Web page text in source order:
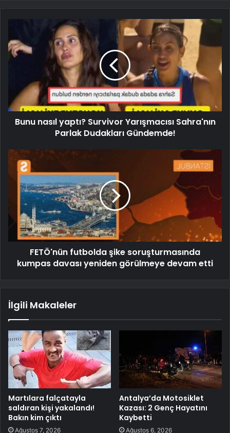
Bunu nasıl yaptı? Survivor Yarışmacısı Sahra'nın
Parlak Dudakları Gündemde!
FETÖ'nün futbolda şike soruşturmasında
kumpas davası yeniden görülmeye devam etti
İlgili Makaleler
Martılara falçatayla
saldıran kişi yakalandı!
Bakın kim çıktı
Ağustos 7, 2026
Antalya’da Motosiklet
Kazası: 2 Genç Hayatını
Kaybetti
Ağustos 6, 2026